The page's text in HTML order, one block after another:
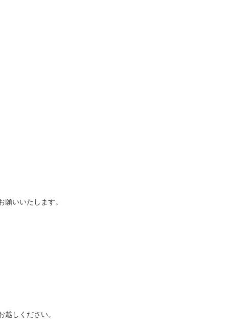
いいたします。
しください。